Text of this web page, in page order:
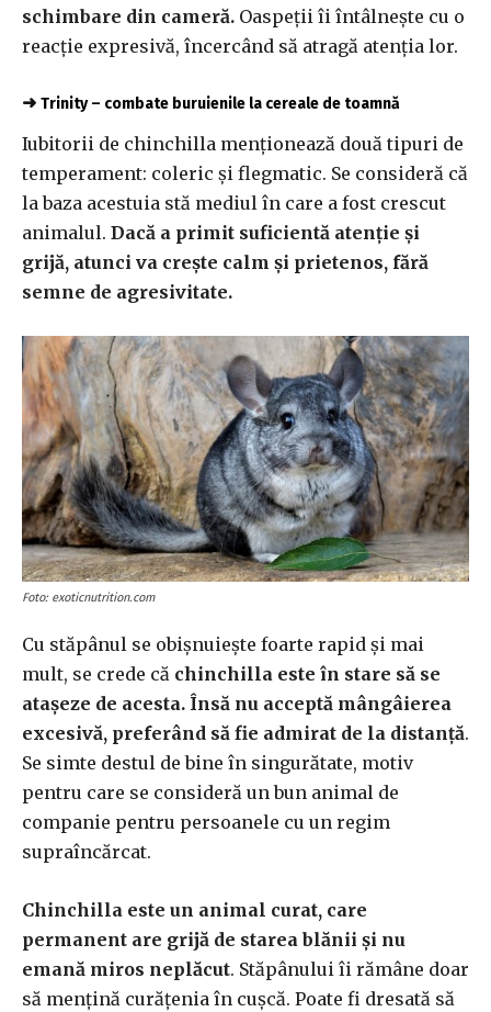
schimbare din cameră. Oaspeții îi întâlnește cu o
reacție expresivă, încercând să atragă atenția lor.
➜ Trinity – combate buruienile la cereale de toamnă
Iubitorii de chinchilla menționează două tipuri de
temperament: coleric și flegmatic. Se consideră că
la baza acestuia stă mediul în care a fost crescut
animalul. Dacă a primit suficientă atenție și
grijă, atunci va crește calm și prietenos, fără
semne de agresivitate.
Foto: exoticnutrition.com
Cu stăpânul se obișnuiește foarte rapid și mai
mult, se crede că chinchilla este în stare să se
atașeze de acesta. Însă nu acceptă mângâierea
excesivă, preferând să fie admirat de la distanță.
Se simte destul de bine în singurătate, motiv
pentru care se consideră un bun animal de
companie pentru persoanele cu un regim
supraîncărcat.
Chinchilla este un animal curat, care
permanent are grijă de starea blănii și nu
emană miros neplăcut. Stăpânului îi rămâne doar
să mențină curățenia în cușcă. Poate fi dresată să